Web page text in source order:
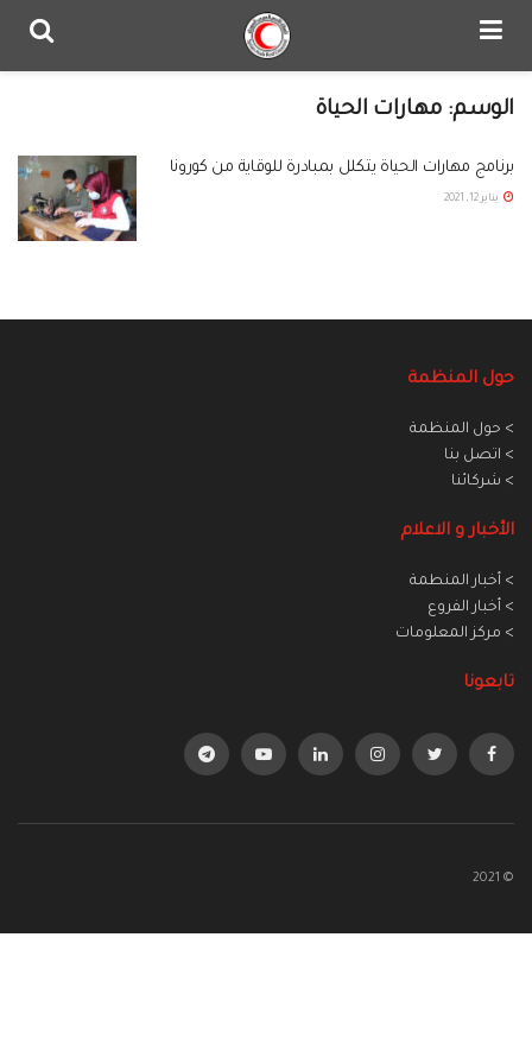
الوسم: مهارات الحياة
برنامج مهارات الحياة يتكلل بمبادرة للوقاية من كورونا
يناير 12, 2021
حول المنظمة
> حول المنظمة
> اتصل بنا
> شركائنا
الأخبار و الاعلام
> أخبار المنطمة
> أخبار الفروع
> مركز المعلومات
تابعونا
© 2021